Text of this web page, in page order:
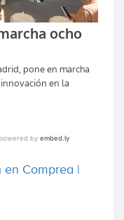
en Comprea |